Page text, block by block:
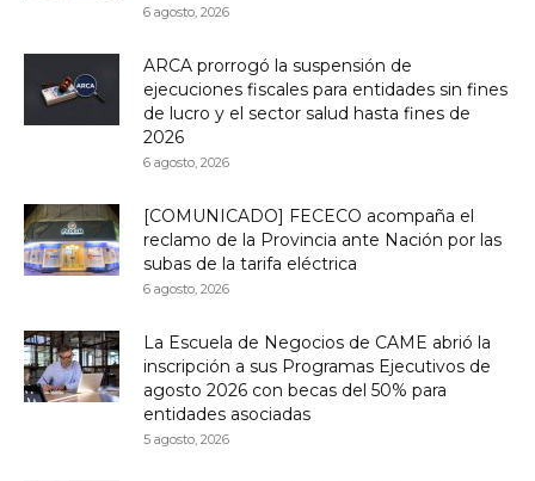
6 agosto, 2026
ARCA prorrogó la suspensión de
ejecuciones fiscales para entidades sin fines
de lucro y el sector salud hasta fines de
2026
6 agosto, 2026
[COMUNICADO] FECECO acompaña el
reclamo de la Provincia ante Nación por las
subas de la tarifa eléctrica
6 agosto, 2026
La Escuela de Negocios de CAME abrió la
inscripción a sus Programas Ejecutivos de
agosto 2026 con becas del 50% para
entidades asociadas
5 agosto, 2026